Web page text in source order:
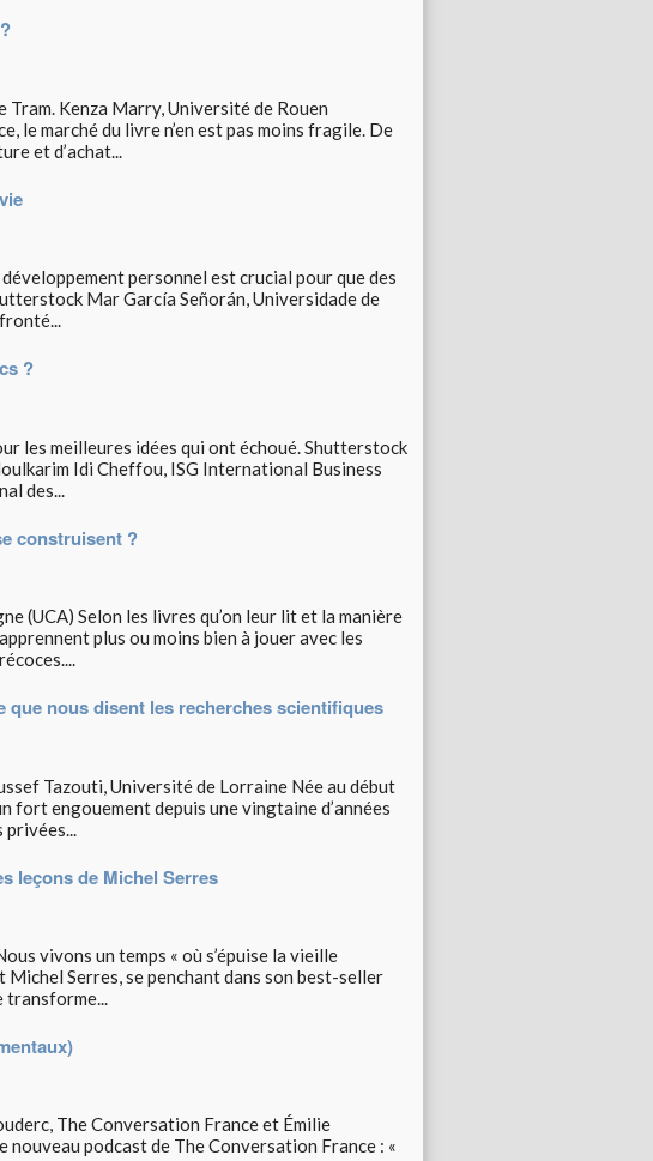
Kenza Marry, Université de Rouen
le marché du livre n’en est pas moins fragile. De
et d’achat...
personnel est crucial pour que des
Mar García Señorán, Universidade de
?
les meilleures idées qui ont échoué. Shutterstock
Idi Cheffou, ISG International Business
des...
construisent ?
(UCA) Selon les livres qu’on leur lit et la manière
plus ou moins bien à jouer avec les
que nous disent les recherches scientifiques
Tazouti, Université de Lorraine Née au début
fort engouement depuis une vingtaine d’années
leçons de Michel Serres
vivons un temps « où s’épuise la vieille
Serres, se penchant dans son best-seller
transforme...
The Conversation France et Émilie
podcast de The Conversation France : «